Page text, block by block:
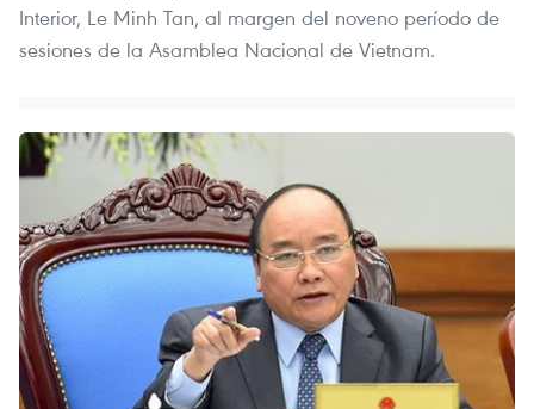
Interior, Le Minh Tan, al margen del noveno período de
sesiones de la Asamblea Nacional de Vietnam.